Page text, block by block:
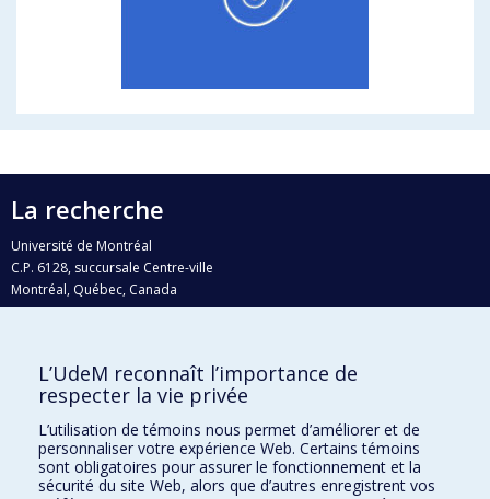
La recherche
Université de Montréal
C.P. 6128, succursale Centre-ville
Montréal, Québec, Canada
H3C 3J7
Qui fait quoi?
Nous trouver
Plan du site
L’UdeM reconnaît l’importance de
respecter la vie privée
L’utilisation de témoins nous permet d’améliorer et de
personnaliser votre expérience Web. Certains témoins
sont obligatoires pour assurer le fonctionnement et la
sécurité du site Web, alors que d’autres enregistrent vos